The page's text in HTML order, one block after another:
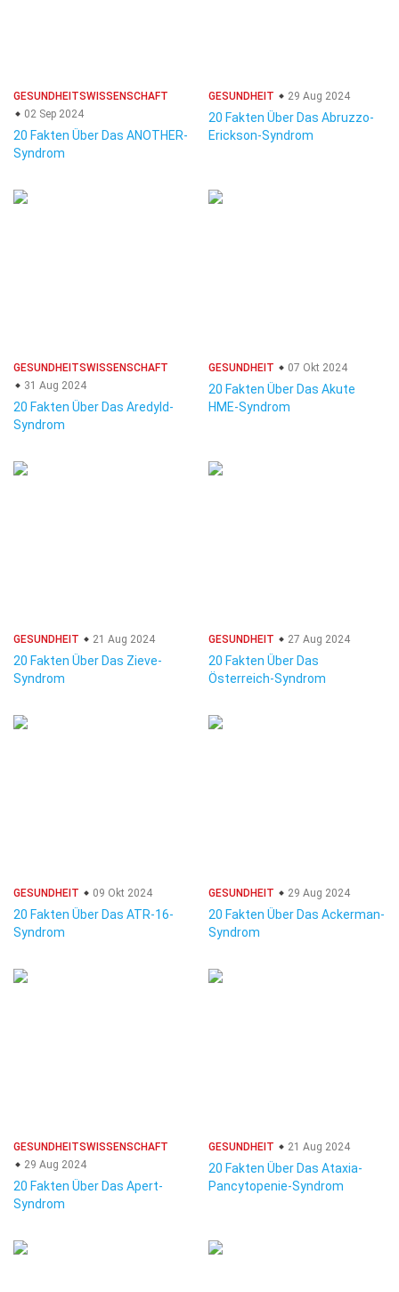
GESUNDHEITSWISSENSCHAFT
02 Sep 2024
20 Fakten Über Das ANOTHER-
Syndrom
GESUNDHEIT 29 Aug 2024
20 Fakten Über Das Abruzzo-
Erickson-Syndrom
GESUNDHEITSWISSENSCHAFT
31 Aug 2024
20 Fakten Über Das Aredyld-
Syndrom
GESUNDHEIT 07 Okt 2024
20 Fakten Über Das Akute
HME-Syndrom
GESUNDHEIT 21 Aug 2024
20 Fakten Über Das Zieve-
Syndrom
GESUNDHEIT 27 Aug 2024
20 Fakten Über Das
Österreich-Syndrom
GESUNDHEIT 09 Okt 2024
20 Fakten Über Das ATR-16-
Syndrom
GESUNDHEIT 29 Aug 2024
20 Fakten Über Das Ackerman-
Syndrom
GESUNDHEITSWISSENSCHAFT
29 Aug 2024
20 Fakten Über Das Apert-
Syndrom
GESUNDHEIT 21 Aug 2024
20 Fakten Über Das Ataxia-
Pancytopenie-Syndrom